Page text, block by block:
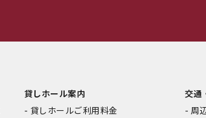
貸しホール案内
貸しホールご利用料金
交通
周